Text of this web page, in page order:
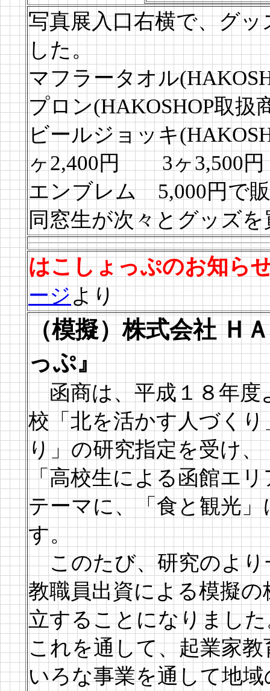
写真展入口右横で、グ
した。
マフラータオル
プロン(HAKOSHOP取
ビールジョッキ
ヶ2,400円 3ヶ
エンブレム 5,000円で
同窓生が次々とグッズ
はこしょっぷのお知ら
ージより
（模擬）株式会社 Ｈ
っぷ』
函商は、平成１８年度
校「北を活かす人づく
り」の研究指定を受け、
「高校生による函館エ
テーマに、「食と観光
す。
このたび、研究のより
教職員出資による模擬
立することになりまし
これを通して、起業家
いろな事業を通して地